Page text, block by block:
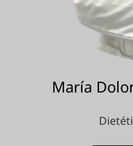
María